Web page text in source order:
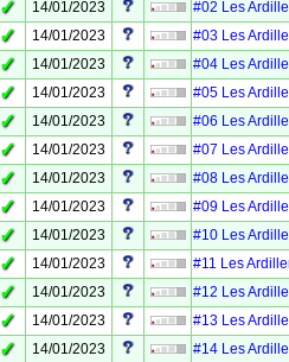
✓ 14/01/2023
#02 Les
✓ 14/01/2023
#03 Les
✓ 14/01/2023
#04 Les
✓ 14/01/2023
#05 Les
✓ 14/01/2023
#06 Les
✓ 14/01/2023
#07 Les
✓ 14/01/2023
#08 Les
✓ 14/01/2023
#09 Les
✓ 14/01/2023
#10 Les
✓ 14/01/2023
#11 Les
✓ 14/01/2023
#12 Les
✓ 14/01/2023
#13 Les
✓ 14/01/2023
#14 Les